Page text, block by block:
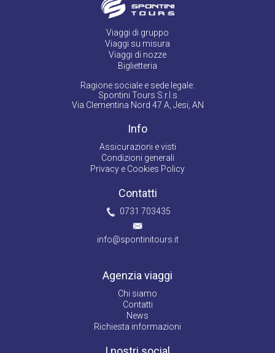
Viaggi di gruppo
Viaggi su misura
Viaggi di nozze
Biglietteria
Ragione sociale e sede legale:
Spontini Tours S.r.l.s
Via Clementina Nord 47 A, Jesi, AN
Info
Assicurazioni e visti
Condizioni generali
Privacy e Cookies Policy
Contatti
0731 703435
info@spontinitours.it
Agenzia viaggi
Chi siamo
Contatti
News
Richiesta informazioni